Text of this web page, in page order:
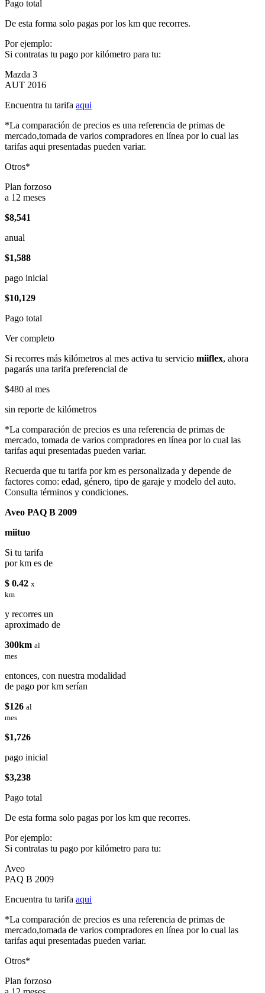
Pago total
De esta forma solo pagas por los km que recorres.
Por ejemplo:
Si contratas tu pago por kilómetro para tu:
Mazda 3
AUT 2016
Encuentra tu tarifa aqui
*La comparación de precios es una referencia de primas de
mercado,tomada de varios compradores en línea por lo cual las
tarifas aqui presentadas pueden variar.
Otros*
Plan forzoso
a 12 meses
$8,541
anual
$1,588
pago inicial
$10,129
Pago total
Ver completo
Si recorres más kilómetros al mes activa tu servicio miiflex, ahora
pagarás una tarifa preferencial de
$480 al mes
sin reporte de kilómetros
*La comparación de precios es una referencia de primas de
mercado, tomada de varios compradores en línea por lo cual las
tarifas aqui presentadas pueden variar.
Recuerda que tu tarifa por km es personalizada y depende de
factores como: edad, género, tipo de garaje y modelo del auto.
Consulta términos y condiciones.
Aveo PAQ B 2009
miituo
Si tu tarifa
por km es de
$ 0.42 x
km
y recorres un
aproximado de
300km al
mes
entonces, con nuestra modalidad
de pago por km serían
$126 al
mes
$1,726
pago inicial
$3,238
Pago total
De esta forma solo pagas por los km que recorres.
Por ejemplo:
Si contratas tu pago por kilómetro para tu:
Aveo
PAQ B 2009
Encuentra tu tarifa aqui
*La comparación de precios es una referencia de primas de
mercado,tomada de varios compradores en línea por lo cual las
tarifas aqui presentadas pueden variar.
Otros*
Plan forzoso